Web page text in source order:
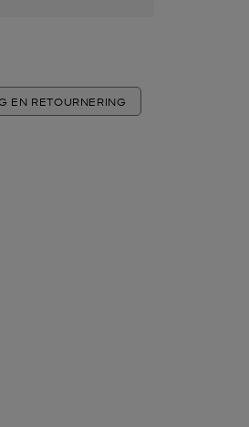
EN RETOURNERING